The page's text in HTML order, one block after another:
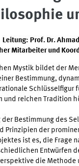
Leitung: Prof. Dr.
Mitarbeiter und
Mystik bildet der
Bestimmung,
Schlüsselfigur
und reichen Tradition
Bestimmung des
Prinzipien der
ist es, die Frage
Entwürfen
die